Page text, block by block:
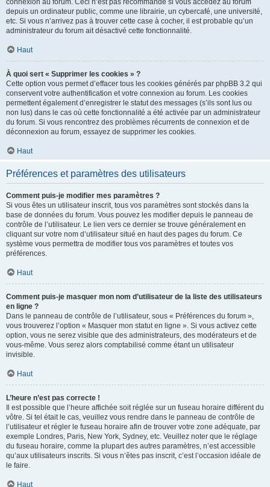
connexion au forum. Ceci n’est pas recommandé si vous accédez au forum
depuis un ordinateur public, comme une librairie, un cybercafé, une université,
etc. Si vous n’arrivez pas à trouver cette case à cocher, il est probable qu’un
administrateur du forum ait désactivé cette fonctionnalité.
Haut
À quoi sert « Supprimer les cookies » ?
Cette option vous permet d’effacer tous les cookies générés par phpBB 3.2 qui
conservent votre authentification et votre connexion au forum. Les cookies
permettent également d’enregistrer le statut des messages (s’ils sont lus ou
non lus) dans le cas où cette fonctionnalité a été activée par un administrateur
du forum. Si vous rencontrez des problèmes récurrents de connexion et de
déconnexion au forum, essayez de supprimer les cookies.
Haut
Préférences et paramètres des utilisateurs
Comment puis-je modifier mes paramètres ?
Si vous êtes un utilisateur inscrit, tous vos paramètres sont stockés dans la
base de données du forum. Vous pouvez les modifier depuis le panneau de
contrôle de l’utilisateur. Le lien vers ce dernier se trouve généralement en
cliquant sur votre nom d’utilisateur situé en haut des pages du forum. Ce
système vous permettra de modifier tous vos paramètres et toutes vos
préférences.
Haut
Comment puis-je masquer mon nom d’utilisateur de la liste des utilisateurs
en ligne ?
Dans le panneau de contrôle de l’utilisateur, sous « Préférences du forum »,
vous trouverez l’option « Masquer mon statut en ligne ». Si vous activez cette
option, vous ne serez visible que des administrateurs, des modérateurs et de
vous-même. Vous serez alors comptabilisé comme étant un utilisateur
invisible.
Haut
L’heure n’est pas correcte !
Il est possible que l’heure affichée soit réglée sur un fuseau horaire différent du
vôtre. Si tel était le cas, veuillez vous rendre dans le panneau de contrôle de
l’utilisateur et régler le fuseau horaire afin de trouver votre zone adéquate, par
exemple Londres, Paris, New York, Sydney, etc. Veuillez noter que le réglage
du fuseau horaire, comme la plupart des autres paramètres, n’est accessible
qu’aux utilisateurs inscrits. Si vous n’êtes pas inscrit, c’est l’occasion idéale de
le faire.
Haut